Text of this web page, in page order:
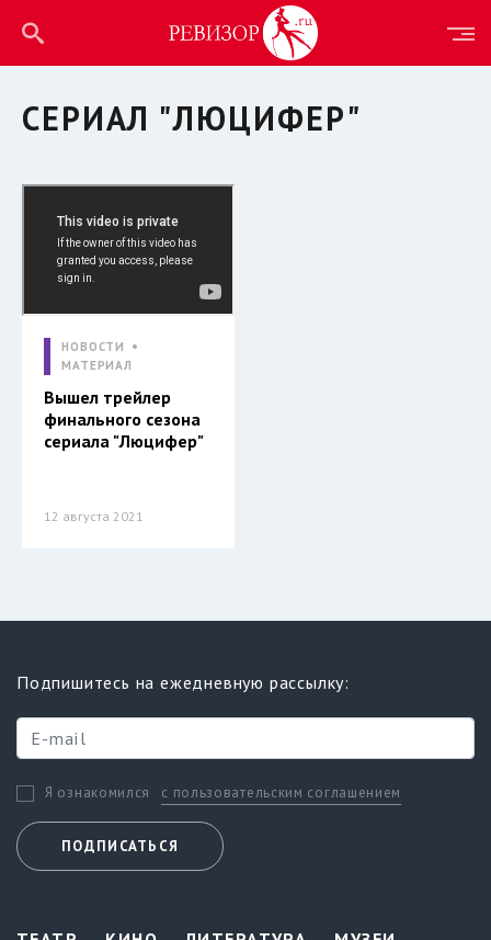
СЕРИАЛ "ЛЮЦИФЕР"
НОВОСТИ
МАТЕРИАЛ
Вышел трейлер
финального сезона
сериала "Люцифер"
12 августа 2021
Подпишитесь на ежедневную рассылку:
Я ознакомился с пользовательским соглашением
ПОДПИСАТЬСЯ